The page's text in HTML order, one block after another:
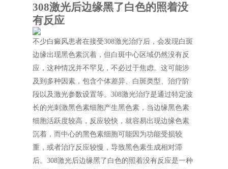
308激光后边缘黑了白色的照着没
有反应
不少白癜风患者在接受308激光治疗后，会发现白斑
边缘出现黑色素沉着，但白斑中心区域仍然没有反
应，这种情况并不罕见，不必过于焦虑。这可能涉
及到多种因素，包含个体差异、白斑类型、治疗阶
段以及激光参数设置等。308激光治疗是通过特定波
长的光刺激黑色素细胞产生黑色素，当边缘黑色素
细胞活跃度较高，反应较快，就容易出现边缘色素
沉着，而中心的黑色素细胞可能因为功能受损较
重，或者治疗反应较慢，导致黑色素生成相对滞
后。308激光后边缘黑了白色的照着没有反应是一种